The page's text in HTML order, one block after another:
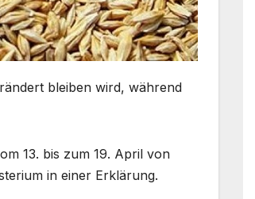
bleiben wird, während
13. bis zum 19. April von
in einer Erklärung.